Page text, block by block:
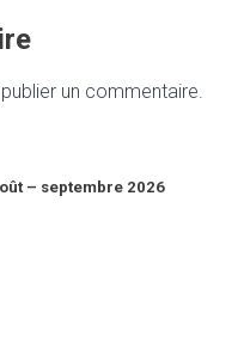
un commentaire.
– septembre 2026